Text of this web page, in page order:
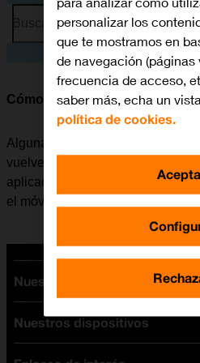
Busca por problema o tema
Cómo cerrar las aplicaciones
Algunas aplicaciones no se
vuelve a la pantalla de inicio. Si
aplicaciones activas, seguirán
el móvil funcionará más
Nuestras tarifas
Tarifas Orange
Tarifas fibra y móvil
Nuestros dispositivos
personalizar los
que te mostramos en
de navegación (páginas
frecuencia de acceso,
saber más, echa un
política de cookies.